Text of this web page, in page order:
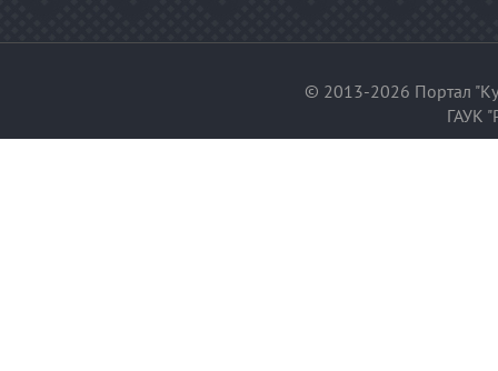
© 2013-2026 Портал
ГАУК